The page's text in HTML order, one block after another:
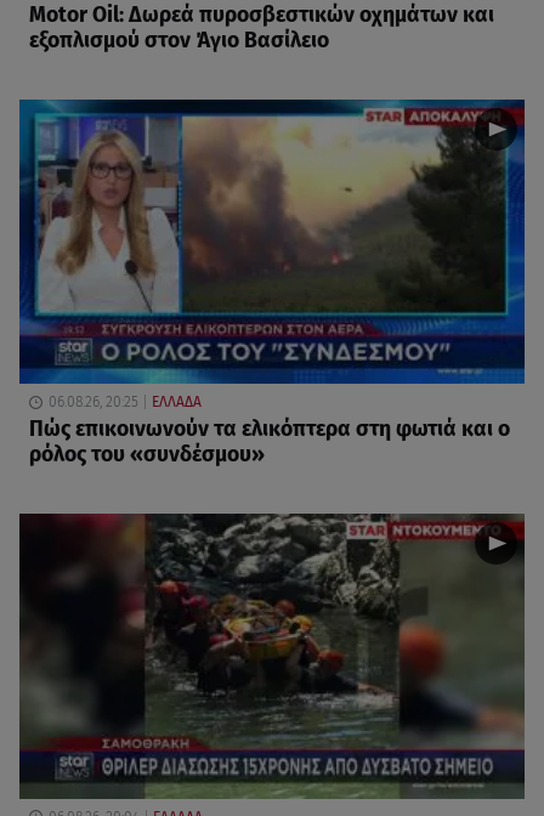
Motor Oil: Δωρεά πυροσβεστικών οχημάτων και
εξοπλισμού στον Άγιο Βασίλειο
06.08.26, 20:25 ΕΛΛΑΔΑ
Πώς επικοινωνούν τα ελικόπτερα στη φωτιά και ο
ρόλος του «συνδέσμου»